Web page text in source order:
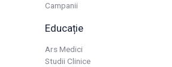
Campanii
Educație
Ars Medici
Studii Clinice